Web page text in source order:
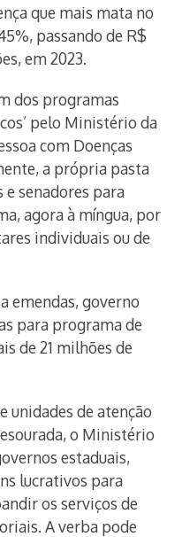
que mais mata no
passando de R$
em 2023.
dos programas
pelo Ministério da
com Doenças
a própria pasta
senadores para
agora à míngua, por
individuais ou de
emendas, governo
para programa de
de 21 milhões de
unidades de atenção
o Ministério
estaduais,
lucrativos para
os serviços de
A verba pode